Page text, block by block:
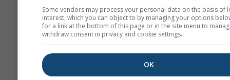
Previsioni
Some vendors may process your personal data on the basis of
interest, which you can object to by managing your options
for a link at the bottom of this page or in the site menu to
withdraw consent in privacy and cookie settings.
OK